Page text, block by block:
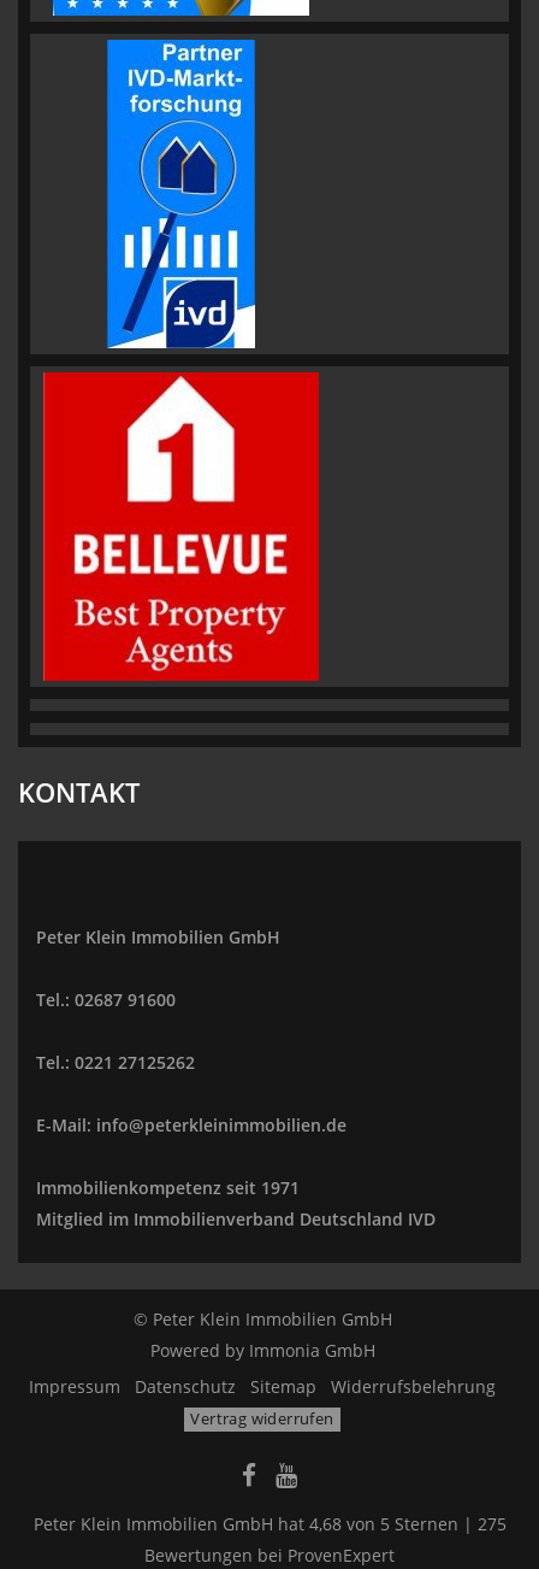
KONTAKT
Peter Klein Immobilien GmbH
Tel.: 02687 91600
Tel.: 0221 27125262
E-Mail: info@peterkleinimmobilien.de
Immobilienkompetenz seit 1971
Mitglied im Immobilienverband Deutschland IVD
© Peter Klein Immobilien GmbH
Powered by Immonia GmbH
Impressum
Datenschutz Sitemap Widerrufsbelehrung
Vertrag widerrufen
Peter Klein Immobilien GmbH hat 4,68von 5 Sternen | 275
Bewertungen bei ProvenExpert